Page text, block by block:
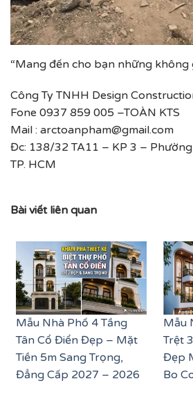
“Mang đến cho bạn những không
Công Ty TNHH Design
Fone 0937 859 005 –TOÀN KTS
Mail : arctoanpham@gmail.com
Đc: 138/32 TA11 – KP 3 –
TP. HCM
Bài viết liên quan
Mẫu Nhà Phố 4 Tầng
Tân Cổ Điển Đẹp – Mặt
Tiền 5m Sang Trọng,
Đẳng Cấp 2027 – 2026
Mẫu
Trệt
Đẹp
Bo